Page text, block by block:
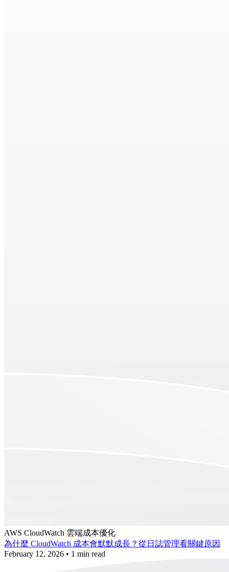
AWS CloudWatch 雲端成本優化
為什麼 CloudWatch 成本會默默成長？從日誌管理看關鍵原因
February 12, 2026 • 1 min read